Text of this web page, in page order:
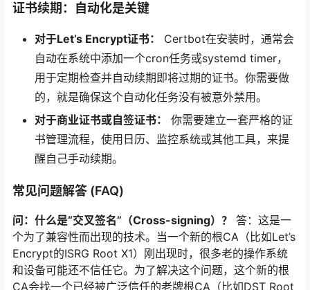
证书续期：自动化是关键
对于Let’s Encrypt证书：
Certbot在安装时，通常会
自动在系统中添加一个cron任务或systemd timer，
用于定期检查并自动续期即将过期的证书。你需要做
的，就是确保这个自动化任务没有被意外禁用。
对于商业证书或自签证书：
你需要建立一套严格的证
书管理流程，使用日历、监控系统或其他工具，来提
醒自己手动续期。
常见问题解答 (FAQ)
问：什么是“交叉签名”（Cross-signing）？
答：这是一
个为了兼容性而出现的技术。当一个新的根CA（比如Let’s
Encrypt的ISRG Root X1）刚出现时，很多老的操作系统
和设备可能还不信任它。为了解决这个问题，这个新的根
CA会找一个已经被广泛信任的老牌根CA（比如DST Root